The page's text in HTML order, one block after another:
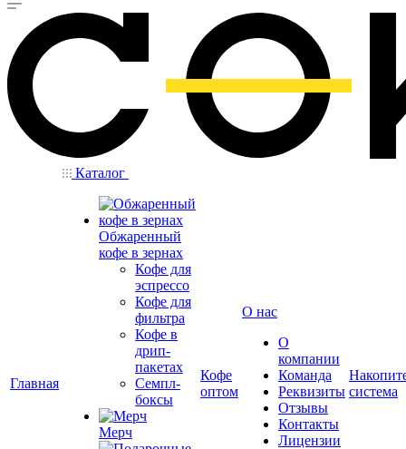
Главная
Каталог
Обжаренный
кофе в зернах
Кофе для
эспрессо
Кофе для
фильтра
Кофе в
дрип-
пакетах
Семпл-
боксы
Мерч
Кофе
оптом
О нас
О
компании
Команда
Реквизиты
Отзывы
Контакты
Лицензии
система